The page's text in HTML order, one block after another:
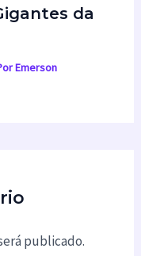
da
Emerson
publicado.